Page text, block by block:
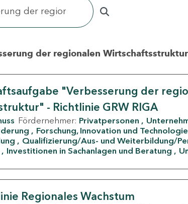
der regionalen
"Verbesserung der
- Richtlinie GRW RIGA
Fördernehmer: Privatpersonen
Forschung, Innovation und Technologie
Qualifizierung/Aus- und Weiterbildung/
Investitionen in Sachanlagen und Beratung
Regionales Wachstum